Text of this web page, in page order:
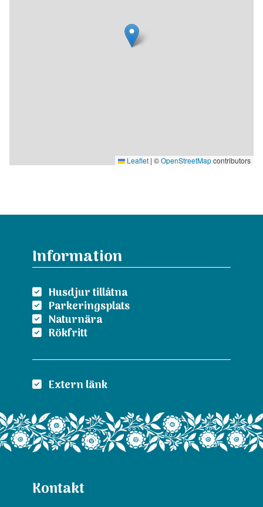
Leaflet | ©OpenStreetMapcontributors
Information
Husdjur tillåtna
Parkeringsplats
Naturnära
Rökfritt
Extern länk
Kontakt